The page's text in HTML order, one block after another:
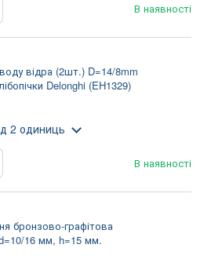
В наявності
відра (2шт.) D=14/8mm
Delonghi (EH1329)
В наявності
2 одиниць
бронзово-графітова
16 мм, h=15 мм.